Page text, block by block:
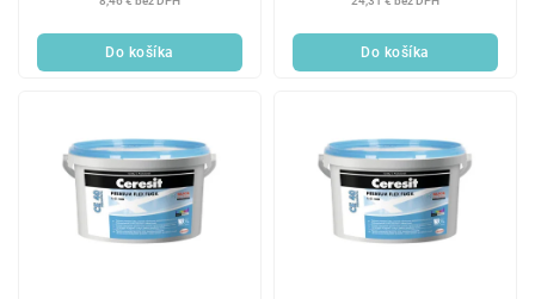
Do košíka Do košíka